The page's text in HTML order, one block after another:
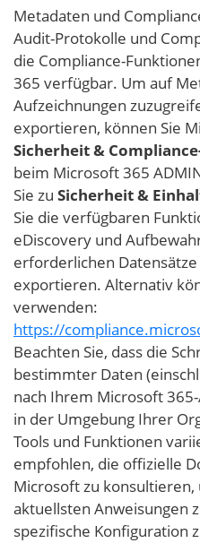
Metadaten und
Audit-Protokolle und
die Compliance-
365 verfügbar. Um auf
Aufzeichnungen
exportieren, können Sie
Sicherheit &
beim Microsoft 365
Sie zu Sicherheit &
Sie die verfügbaren
eDiscovery und
erforderlichen
exportieren. Alternativ
verwenden:
https://
Beachten Sie, dass die
bestimmter Daten
nach Ihrem Microsoft
in der Umgebung Ihrer
Tools und Funktionen
empfohlen, die offizielle
Microsoft zu
aktuellsten Anweisungen
spezifische Konfiguration